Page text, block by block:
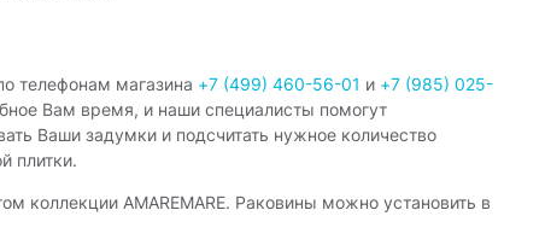
телефонам магазина +7 (499) 460-56-01 и +7 (985) 025-
Вам время, и наши специалисты помогут
Ваши задумки и подсчитать нужное количество
плитки.
коллекции AMAREMARE. Раковины можно установить в